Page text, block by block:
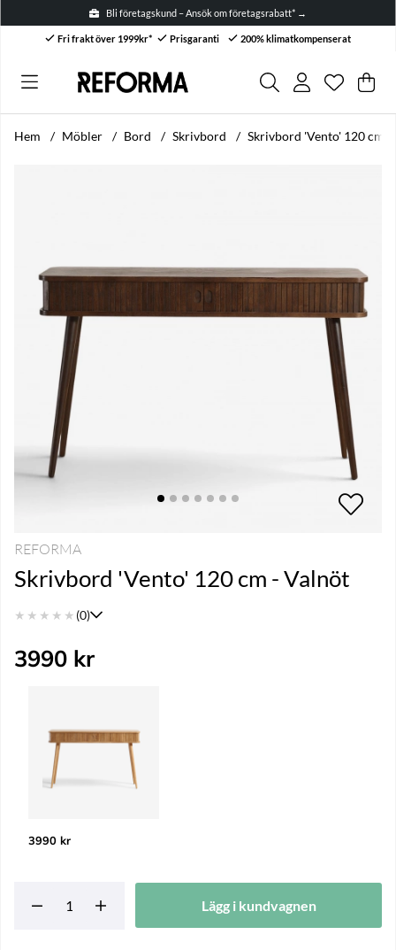
Bli företagskund – Ansök om företagsrabatt* →
Fri frakt över 1999kr* Prisgaranti 200% klimatkompenserat
Antal i
. .
Hem Möbler Bord Skrivbord Skrivbord 'Vento' 120 cm -
REFORMA
Skrivbord 'Vento' 120 cm - Valnöt
★ ★ ★ ★ ★ (0)
3990 kr
3990 kr
Lägg i kundvagnen